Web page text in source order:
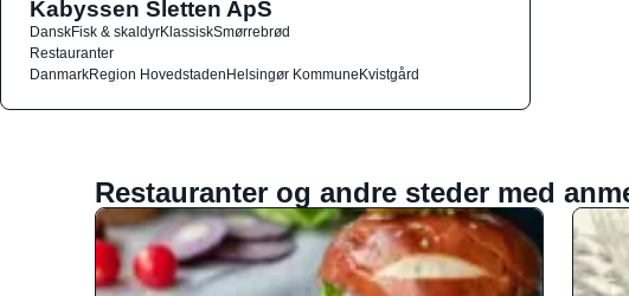
Kabyssen Sletten ApS
DanskFisk & skaldyrKlassiskSmørrebrød
Restauranter
DanmarkRegion HovedstadenHelsingør KommuneKvistgård
Restauranter og andre steder med